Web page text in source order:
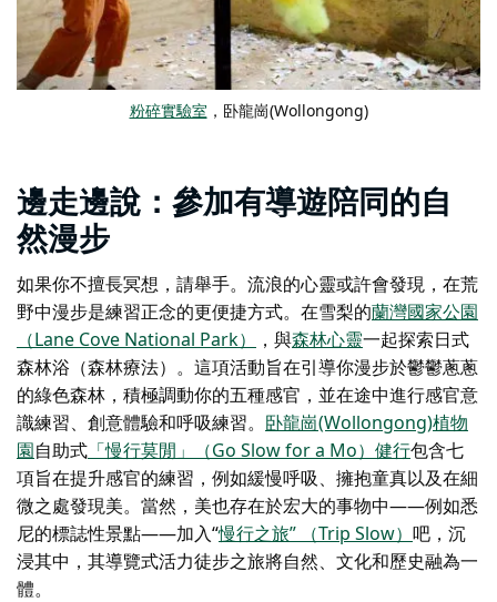
粉碎實驗室 ，卧龍崗(Wollongong)
邊走邊說：參加有導遊陪同的自
然漫步
如果你不擅長冥想，請舉手。流浪的心靈或許會發現，在荒
野中漫步是練習正念的更便捷方式。在雪梨的蘭灣國家公園
（Lane Cove National Park）
，與森林心靈一起探索日式
森林浴（森林療法）。這項活動旨在引導你漫步於鬱鬱蔥蔥
的綠色森林，積極調動你的五種感官，並在途中進行感官意
識練習、創意體驗和呼吸練習。 卧龍崗(Wollongong)植物
園自助式 「慢行莫閒」（Go Slow for a Mo）健行包含七
項旨在提升感官的練習，例如緩慢呼吸、擁抱童真以及在細
微之處發現美。當然，美也存在於宏大的事物中——例如悉
尼的標誌性景點——加入“慢行之旅” （Trip Slow） 吧，沉
浸其中，其導覽式活力徒步之旅將自然、文化和歷史融為一
體。